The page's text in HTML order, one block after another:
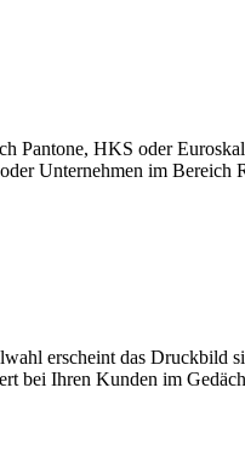
Pantone, HKS oder
Unternehmen im Bereich
erscheint das Druckbild
bei Ihren Kunden im